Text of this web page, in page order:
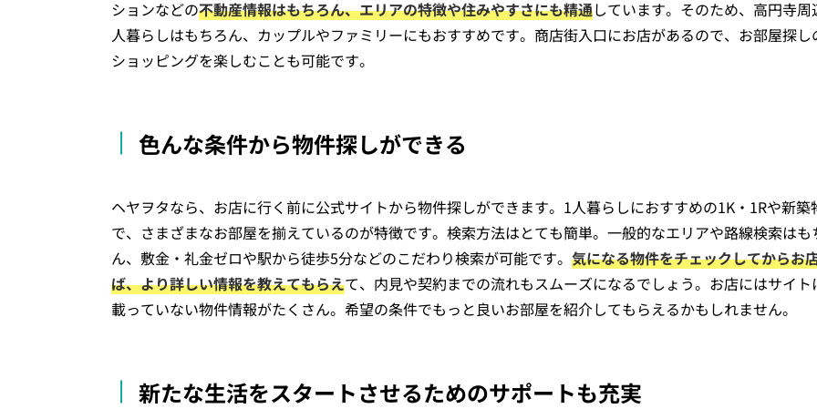
ションなどの不動産情報はもちろん、エリアの特徴や住みやすさにも精通しています。そのため、高円寺周
人暮らしはもちろん、カップルやファミリーにもおすすめです。商店街入口にお店があるので、お部屋探し
ショッピングを楽しむことも可能です。
色んな条件から物件探しができる
ヘヤヲタなら、お店に行く前に公式サイトから物件探しができます。1人暮らしにおすすめの1K・1Rや新築
で、さまざまなお部屋を揃えているのが特徴です。検索方法はとても簡単。一般的なエリアや路線検索はも
ん、敷金・礼金ゼロや駅から徒歩5分などのこだわり検索が可能です。 気になる物件をチェックしてからお
ば、より詳しい情報を教えてもらえて、内見や契約までの流れもスムーズになるでしょう。お店にはサイト
載っていない物件情報がたくさん。希望の条件でもっと良いお部屋を紹介してもらえるかもしれません。
新たな生活をスタートさせるためのサポートも充実